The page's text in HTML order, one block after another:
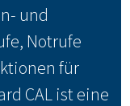
und
Notrufe
für
CAL ist eine